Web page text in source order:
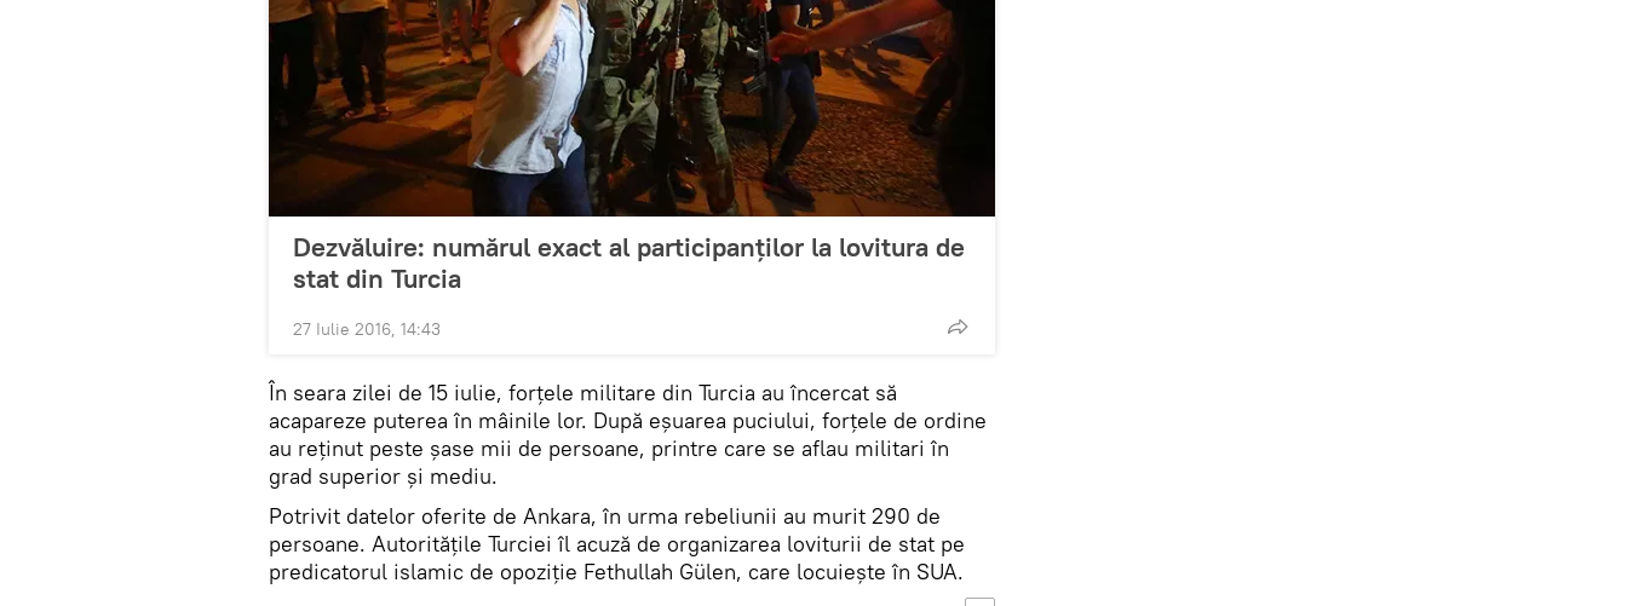
Dezvăluire: numărul exact al participanților la lovitura de
stat din Turcia
27 Iulie 2016, 14:43
În seara zilei de 15 iulie, forțele militare din Turcia au încercat să
acapareze puterea în mâinile lor. După eșuarea puciului, forţele de ordine
au reținut peste șase mii de persoane, printre care se aflau militari în
grad superior și mediu.
Potrivit datelor oferite de Ankara, în urma rebeliunii au murit 290 de
persoane. Autoritățile Turciei îl acuză de organizarea loviturii de stat pe
predicatorul islamic de opoziţie Fethullah Gülen, care locuiește în SUA.